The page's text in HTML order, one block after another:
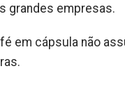
grandes empresas.
em cápsula não